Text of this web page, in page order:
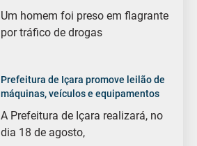
Um homem foi preso em flagrante
por tráfico de drogas
Prefeitura de Içara promove leilão de
máquinas, veículos e equipamentos
A Prefeitura de Içara realizará, no
dia 18 de agosto,